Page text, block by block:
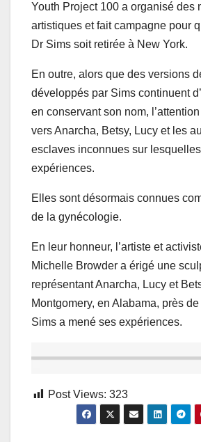
Youth Project 100 a organisé des
artistiques et fait campagne pour
Dr Sims soit retirée à New York.
En outre, alors que des versions
développés par Sims continuent
en conservant son nom,
vers Anarcha, Betsy, Lucy et les
esclaves inconnues sur
expériences.
Elles sont désormais connues
de la gynécologie.
En leur honneur, l’artiste et
Michelle Browder a érigé une
représentant Anarcha, Lucy et
Montgomery, en Alabama, près de
Sims a mené ses expériences.
Post Views: 323